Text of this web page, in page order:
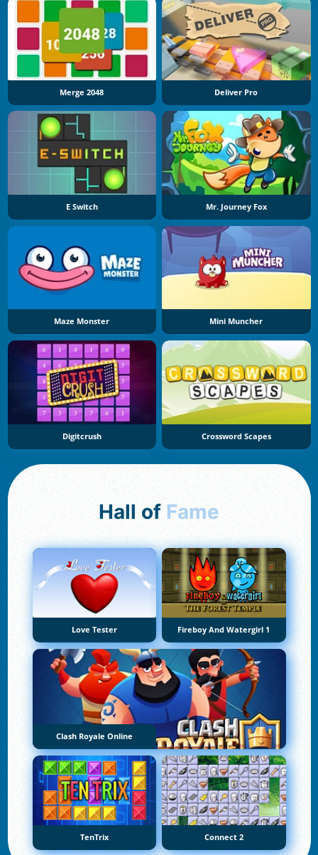
Merge 2048 Deliver Pro
E Switch Mr. Journey Fox
Maze Monster Mini Muncher
Digitcrush Crossword Scapes
Hall of Fame
Love Tester Fireboy And Watergirl 1
Clash Royale Online
TenTrix Connect 2